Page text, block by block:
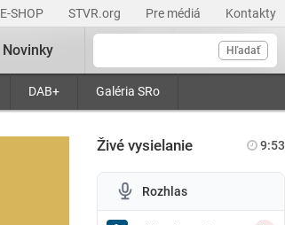
E-SHOP STVR.org Pre médiá Kontakty
Hľadať
DAB+ Galéria SRo
Novinky
Živé vysielanie 9:53
Rozhlas